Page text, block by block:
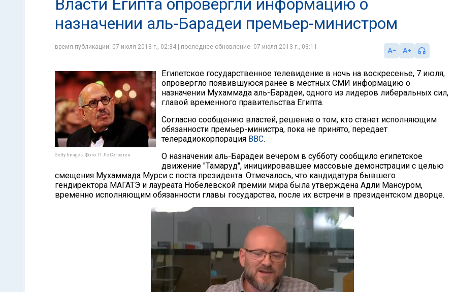
Власти Египта опровергли информацию о
назначении аль-Барадеи премьер-министром
время публикации: 07 июля 2013 г., 02:34 | последнее обновление: 07 июля 2013 г., 03:11
Getty Images. Фото: П. Ле Сегретен
Египетское государственное телевидение в ночь на воскресенье, 7 июля,
опровергло появившуюся ранее в местных СМИ информацию о
назначении Мухаммада аль-Барадеи, одного из лидеров либеральных сил,
главой временного правительства Египта.
Согласно сообщению властей, решение о том, кто станет исполняющим
обязанности премьер-министра, пока не принято, передает
телерадиокорпорация BBC.
О назначении аль-Барадеи вечером в субботу сообщило египетское
движение "Тамаруд", инициировавшее массовые демонстрации с целью
смещения Мухаммада Мурси с поста президента. Отмечалось, что кандидатура бывшего
гендиректора МАГАТЭ и лауреата Нобелевской премии мира была утверждена Адли Мансуром,
временно исполняющим обязанности главы государства, после их встречи в президентском дворце.